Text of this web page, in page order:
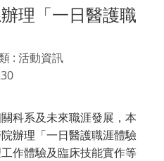
理「一日醫護職
: 活動資訊
科系及未來職涯發展，本
辦理「一日醫護職涯體驗
作體驗及臨床技能實作等